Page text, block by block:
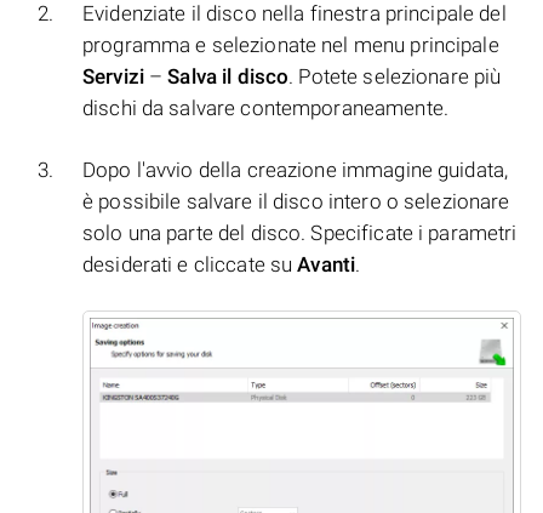
Evidenziate il disco nella finestra principale del
programma e selezionate nel menu principale
Servizi–Salva il disco. Potete selezionare più
dischi da salvare contemporaneamente.
Dopo l'avvio della creazione immagine guidata,
è possibile salvare il disco intero o selezionare
solo una parte del disco. Specificate i parametri
desiderati e cliccate suAvanti.